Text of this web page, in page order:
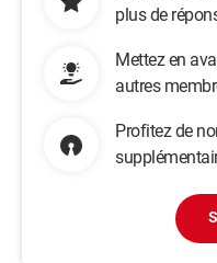
plus de
Mettez en
autres
Profitez de